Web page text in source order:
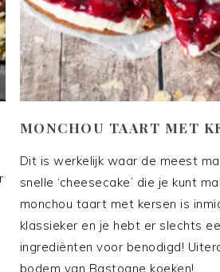
MONCHOU TAART MET
Dit is werkelijk waar de meest
snelle ‘cheesecake’ die je kunt
monchou taart met kersen is
klassieker en je hebt er slechts
ingrediënten voor benodigd!
bodem van Bastogne koeken!